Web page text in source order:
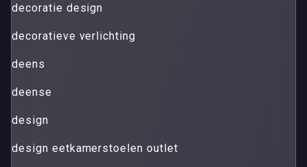
decoratie design
decoratieve verlichting
deens
deense
design
design eetkamerstoelen outlet